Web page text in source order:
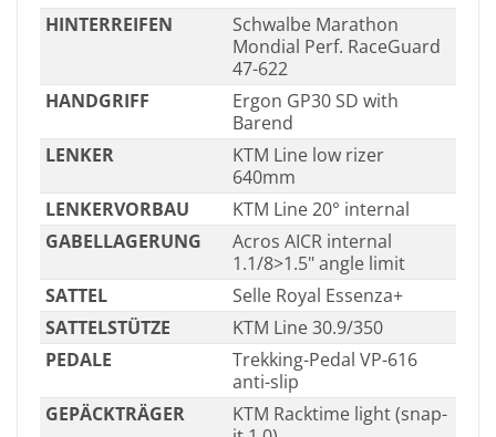
HINTERREIFEN
Schwalbe Marathon
Mondial Perf. RaceGuard
47-622
HANDGRIFF
Ergon GP30 SD with
Barend
LENKER
KTM Line low rizer
640mm
LENKERVORBAU
KTM Line 20° internal
GABELLAGERUNG
Acros AICR internal
1.1/8>1.5" angle limit
SATTEL
Selle Royal Essenza+
SATTELSTÜTZE
KTM Line 30.9/350
PEDALE
Trekking-Pedal VP-616
anti-slip
GEPÄCKTRÄGER
KTM Racktime light (snap-